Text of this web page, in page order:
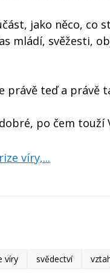
jako něco, co
mládí, svěžesti,
právě teď a právě
po čem touží
víry,...
víry svědectví